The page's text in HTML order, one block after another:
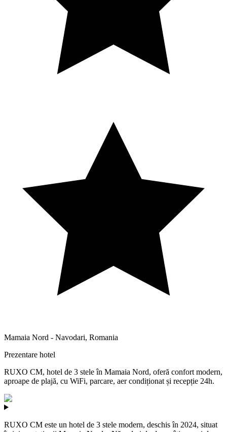
Mamaia Nord - Navodari, Romania
Prezentare hotel
RUXO CM, hotel de 3 stele în Mamaia Nord, oferă confort modern,
aproape de plajă, cu WiFi, parcare, aer condiționat și recepție 24h.
RUXO CM este un hotel de 3 stele modern, deschis în 2024, situat